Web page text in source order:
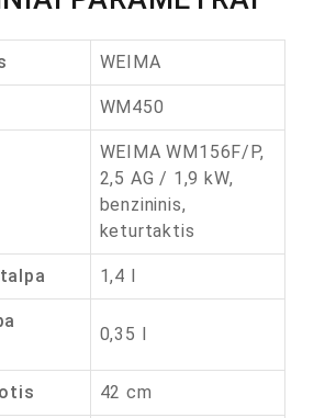
WEIMA
WM450
WEIMA WM156F/P,
2,5 AG / 1,9 kW,
benzininis,
keturtaktis
1,4 l
0,35 l
42 cm